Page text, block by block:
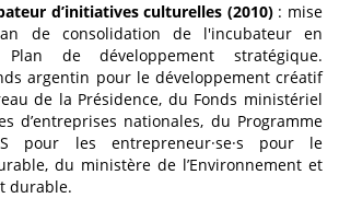
d’initiatives culturelles (2010) : mise
de consolidation de l'incubateur en
de développement stratégique.
argentin pour le développement créatif
de la Présidence, du Fonds ministériel
d’entreprises nationales, du Programme
pour les entrepreneur·se·s pour le
du ministère de l’Environnement et
durable.